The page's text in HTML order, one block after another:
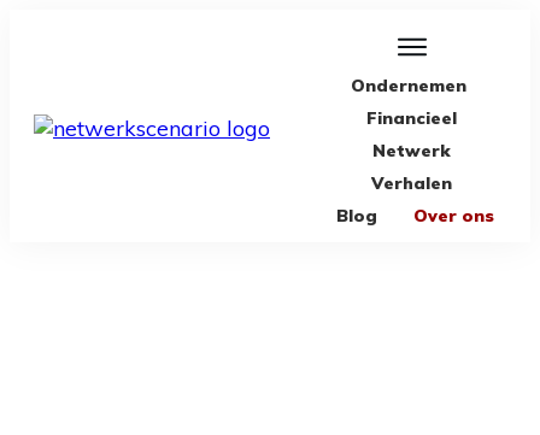
Ondernemen
Financieel
Netwerk
Verhalen
Blog
Over ons